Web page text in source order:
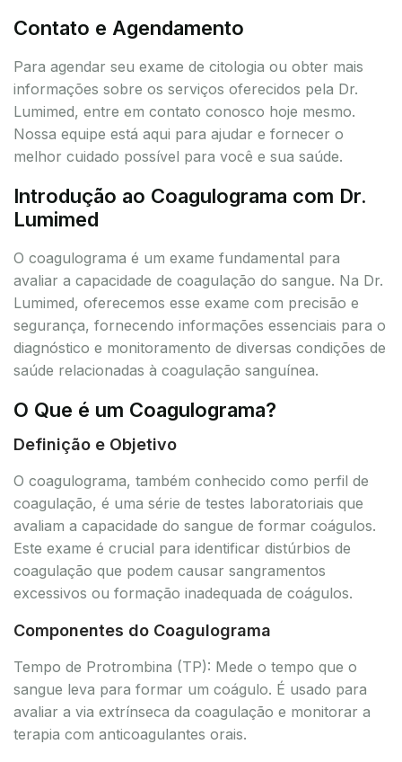
Contato e Agendamento
Para agendar seu exame de citologia ou obter mais
informações sobre os serviços oferecidos pela Dr.
Lumimed, entre em contato conosco hoje mesmo.
Nossa equipe está aqui para ajudar e fornecer o
melhor cuidado possível para você e sua saúde.
Introdução ao Coagulograma com Dr.
Lumimed
O coagulograma é um exame fundamental para
avaliar a capacidade de coagulação do sangue. Na Dr.
Lumimed, oferecemos esse exame com precisão e
segurança, fornecendo informações essenciais para o
diagnóstico e monitoramento de diversas condições de
saúde relacionadas à coagulação sanguínea.
O Que é um Coagulograma?
Definição e Objetivo
O coagulograma, também conhecido como perfil de
coagulação, é uma série de testes laboratoriais que
avaliam a capacidade do sangue de formar coágulos.
Este exame é crucial para identificar distúrbios de
coagulação que podem causar sangramentos
excessivos ou formação inadequada de coágulos.
Componentes do Coagulograma
Tempo de Protrombina (TP): Mede o tempo que o
sangue leva para formar um coágulo. É usado para
avaliar a via extrínseca da coagulação e monitorar a
terapia com anticoagulantes orais.